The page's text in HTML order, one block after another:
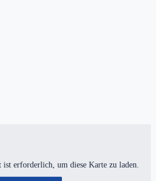
erforderlich, um diese Karte zu laden.